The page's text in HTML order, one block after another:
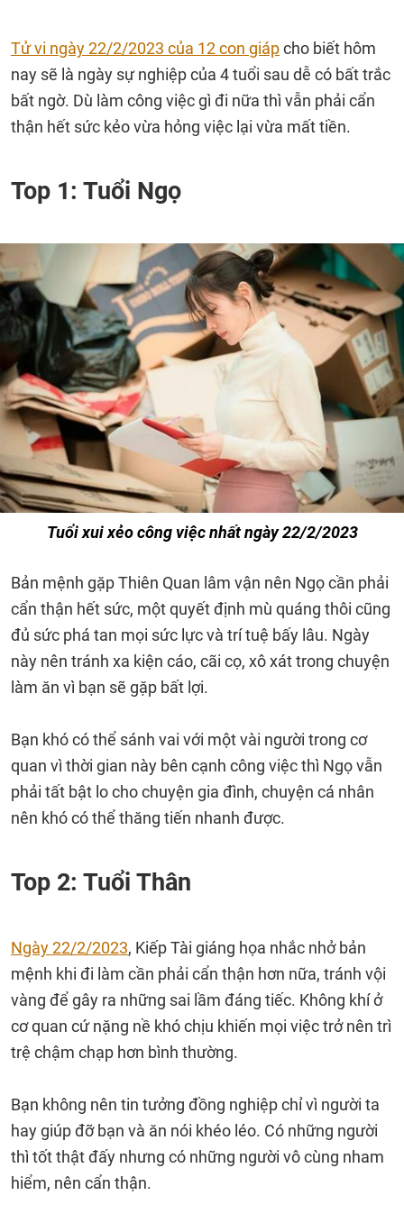
Tử vi ngày 22/2/2023 của 12 con giápcho biết hôm
nay sẽ là ngày sự nghiệp của 4 tuổi sau dễ có bất trắc
bất ngờ. Dù làm công việc gì đi nữa thì vẫn phải cẩn
thận hết sức kẻo vừa hỏng việc lại vừa mất tiền.
Top 1: Tuổi Ngọ
Tuổi xui xẻo công việc nhất ngày 22/2/2023
Bản mệnh gặp Thiên Quan lâm vận nên Ngọ cần phải
cẩn thận hết sức, một quyết định mù quáng thôi cũng
đủ sức phá tan mọi sức lực và trí tuệ bấy lâu. Ngày
này nên tránh xa kiện cáo, cãi cọ, xô xát trong chuyện
làm ăn vì bạn sẽ gặp bất lợi.
Bạn khó có thể sánh vai với một vài người trong cơ
quan vì thời gian này bên cạnh công việc thì Ngọ vẫn
phải tất bật lo cho chuyện gia đình, chuyện cá nhân
nên khó có thể thăng tiến nhanh được.
Top 2: Tuổi Thân
Ngày 22/2/2023, Kiếp Tài giáng họa nhắc nhở bản
mệnh khi đi làm cần phải cẩn thận hơn nữa, tránh vội
vàng để gây ra những sai lầm đáng tiếc. Không khí ở
cơ quan cứ nặng nề khó chịu khiến mọi việc trở nên trì
trệ chậm chạp hơn bình thường.
Bạn không nên tin tưởng đồng nghiệp chỉ vì người ta
hay giúp đỡ bạn và ăn nói khéo léo. Có những người
thì tốt thật đấy nhưng có những người vô cùng nham
hiểm, nên cẩn thận.